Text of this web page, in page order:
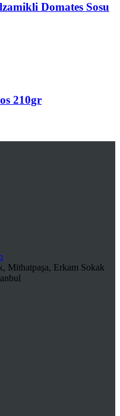
Domates Sosu
210gr
Mithatpaşa, Erkam Sokak